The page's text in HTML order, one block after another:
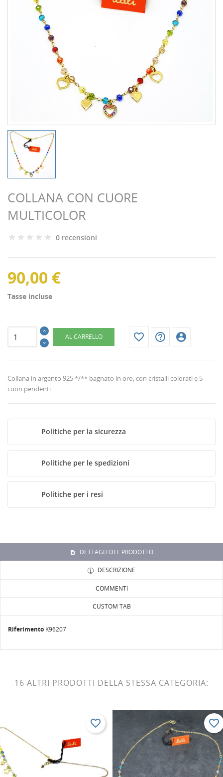
ALLA LISTA DEI DESIDERI
CREA LISTA DEI DESIDERI
ACCEDI
Devi avere effettuato l'accesso per salvare dei prodotti
nella tua lista dei desideri.
COLLANA CON CUORE
MULTICOLOR
0 recensioni
90,00 €
Tasse incluse
AL CARRELLO favorite_border help_outline account_circle
Collana in argento 925 */** bagnato in oro, con cristalli colorati e 5
cuori pendenti.
Politiche per la sicurezza
Politiche per le spedizioni
Politiche per i resi
DETTAGLI DEL PRODOTTO
DESCRIZIONE
COMMENTI
CUSTOM TAB
Riferimento K96207
16 ALTRI PRODOTTI DELLA STESSA CATEGORIA:
favorite_border favorite_border